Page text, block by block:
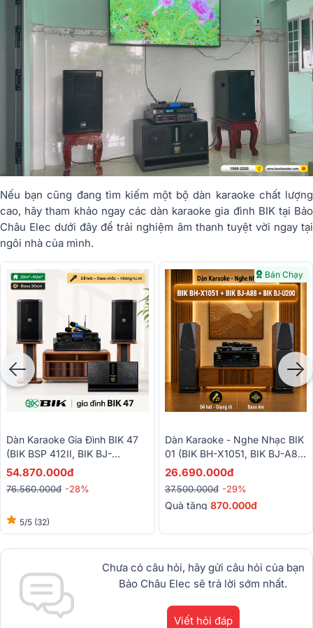
Nếu bạn cũng đang tìm kiếm một bộ dàn karaoke chất lượng
cao, hãy tham khảo ngay các dàn karaoke gia đình BIK tại Bảo
Châu Elec dưới đây để trải nghiệm âm thanh tuyệt vời ngay tại
ngôi nhà của mình.
Dàn Karaoke Gia Đình BIK 47
(BIK BSP 412II, BIK BJ-
W88PLUS, BIK VM830A, BIK
54.870.000đ
76.560.000đ -28%
5/5 (32)
Bán Chạy
Dàn Karaoke - Nghe Nhạc BIK
01 (BIK BH-X1051, BIK BJ-A88,
BIK BJ-U200)
26.690.000đ
37.500.000đ -29%
Quà tặng 870.000đ
Chưa có câu hỏi, hãy gửi câu hỏi của bạn
Bảo Châu Elec sẽ trả lời sớm nhất.
Viết hỏi đáp